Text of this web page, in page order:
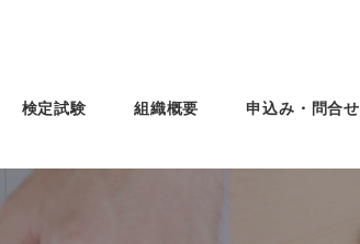
検定試験 組織概要 申込み・問合せ